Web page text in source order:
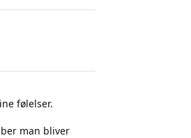
følelser.
man bliver